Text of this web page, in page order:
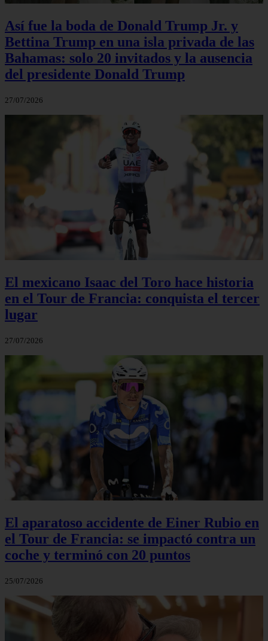
Así fue la boda de Donald Trump Jr. y
Bettina Trump en una isla privada de las
Bahamas: solo 20 invitados y la ausencia
del presidente Donald Trump
27/07/2026
El mexicano Isaac del Toro hace historia
en el Tour de Francia: conquista el tercer
lugar
27/07/2026
El aparatoso accidente de Einer Rubio en
el Tour de Francia: se impactó contra un
coche y terminó con 20 puntos
25/07/2026